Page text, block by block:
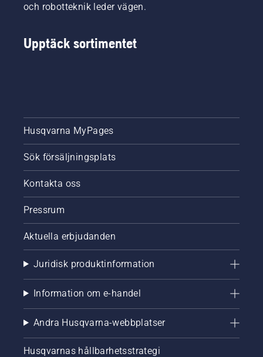
och robotteknik leder vägen.
Upptäck sortimentet
Husqvarna MyPages
Sök försäljningsplats
Kontakta oss
Pressrum
Aktuella erbjudanden
Juridisk produktinformation
Information om e-handel
Andra Husqvarna-webbplatser
Husqvarnas hållbarhetsstrategi